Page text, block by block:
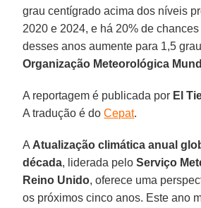
grau centígrado acima dos níveis
2020 e 2024, e há 20% de
desses anos aumente para 1,5
Organização Meteorológica
A reportagem é publicada por El
A tradução é doCepat.
A Atualização climática anual
década, liderada peloServiço
Reino Unido, oferece uma
os próximos cinco anos. Este ano